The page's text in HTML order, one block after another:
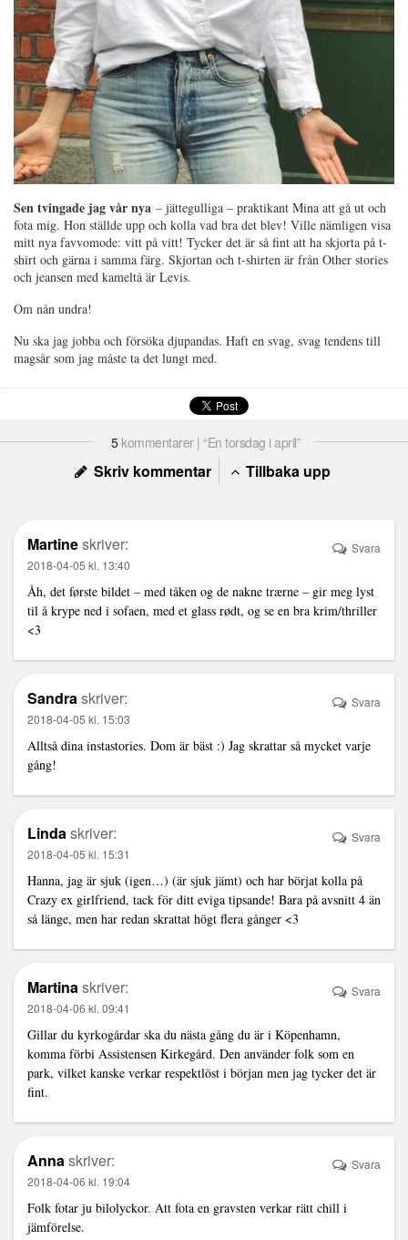
Sen tvingade jag vår nya – jättegulliga – praktikant Mina att gå ut och
fota mig. Hon ställde upp och kolla vad bra det blev! Ville nämligen visa
mitt nya favvomode: vitt på vitt! Tycker det är så fint att ha skjorta på t-
shirt och gärna i samma färg. Skjortan och t-shirten är från Other stories
och jeansen med kameltå är Levis.
Om nån undra!
Nu ska jag jobba och försöka djupandas. Haft en svag, svag tendens till
magsår som jag måste ta det lungt med.
5kommentarer | “En torsdag i april”
Skriv kommentar Tillbaka upp
Martineskriver:
2018-04-05 kl. 13:40
Åh, det første bildet – med tåken og de nakne trærne – gir meg lyst
til å krype ned i sofaen, med et glass rødt, og se en bra krim/thriller
<3
Svara
Sandraskriver:
2018-04-05 kl. 15:03
Alltså dina instastories. Dom är bäst :) Jag skrattar så mycket varje
gång!
Svara
Lindaskriver:
2018-04-05 kl. 15:31
Hanna, jag är sjuk (igen…) (är sjuk jämt) och har börjat kolla på
Crazy ex girlfriend, tack för ditt eviga tipsande! Bara på avsnitt 4 än
så länge, men har redan skrattat högt flera gånger <3
Svara
Martinaskriver:
2018-04-06 kl. 09:41
Gillar du kyrkogårdar ska du nästa gång du är i Köpenhamn,
komma förbi Assistensen Kirkegård. Den använder folk som en
park, vilket kanske verkar respektlöst i början men jag tycker det är
fint.
Svara
Annaskriver:
2018-04-06 kl. 19:04
Folk fotar ju bilolyckor. Att fota en gravsten verkar rätt chill i
jämförelse.
Svara